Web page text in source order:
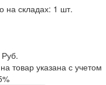
на складах: 1 шт.
Руб.
товар указана с учетом